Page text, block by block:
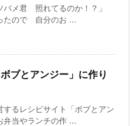
バメ君 照れてるのか！？」
たので 自分のお ...
ブとアンジー」に作り
するレシピサイト「ボブとアン
弁当やランチの作 ...